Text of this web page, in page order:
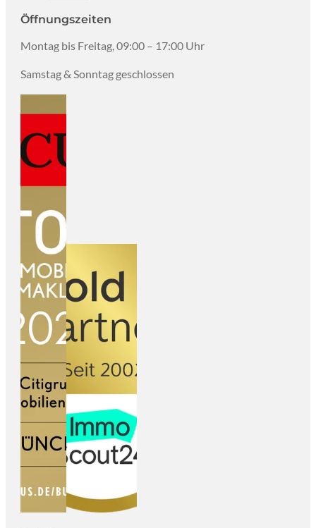
Öffnungszeiten
Montag bis Freitag, 09:00 – 17:00 Uhr
Samstag & Sonntag geschlossen